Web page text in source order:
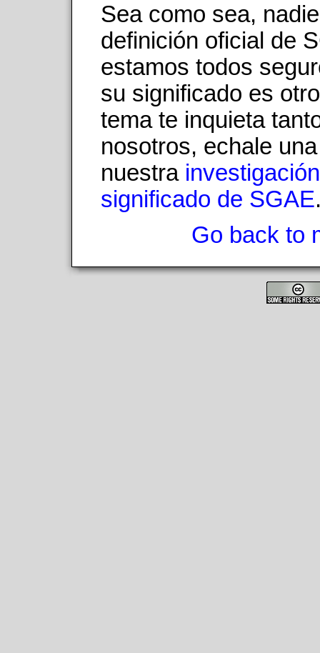
Sea como sea,
definición oficial de
estamos todos
su significado es
tema te inquieta
nosotros, echale
nuestra
significado de SGAE
Go back to